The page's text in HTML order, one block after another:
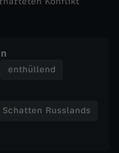
enthüllend
Russlands